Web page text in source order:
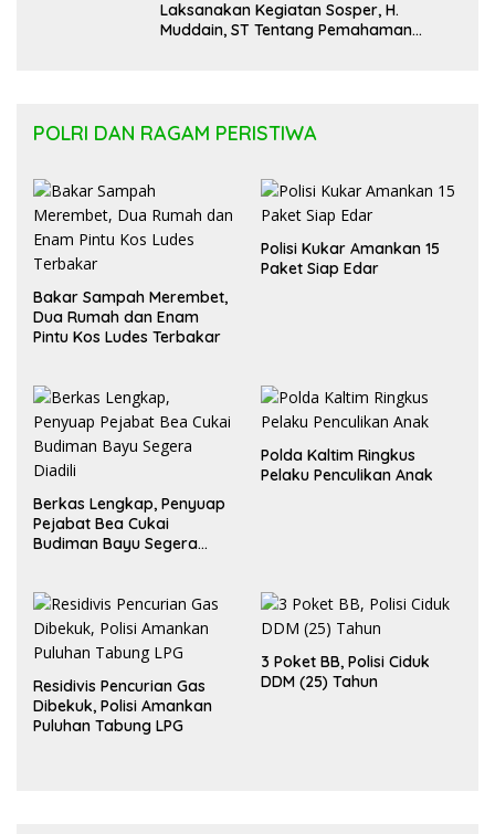
Laksanakan Kegiatan Sosper, H.
Muddain, ST Tentang Pemahaman
POLRI DAN RAGAM PERISTIWA
Bakar Sampah Merembet,
Dua Rumah dan Enam
Pintu Kos Ludes Terbakar
Polisi Kukar Amankan 15
Paket Siap Edar
Berkas Lengkap, Penyuap
Pejabat Bea Cukai
Budiman Bayu Segera
Polda Kaltim Ringkus
Pelaku Penculikan Anak
Residivis Pencurian Gas
Dibekuk, Polisi Amankan
Puluhan Tabung LPG
3 Poket BB, Polisi Ciduk
DDM (25) Tahun